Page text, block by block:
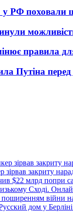
у РФ поховали
правила
Путіна
зірвав закриту
$22 млрд попри
Сході.
війни
дом у